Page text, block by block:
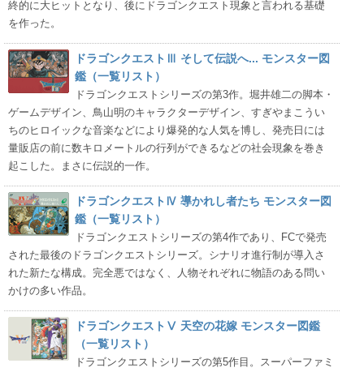
終的に大ヒットとなり、後にドラゴンクエスト現象と言われる基礎
を作った。
ドラゴンクエストⅢ そして伝説へ... モンスター図
鑑（一覧リスト）
ドラゴンクエストシリーズの第3作。堀井雄二の脚本・
ゲームデザイン、鳥山明のキャラクターデザイン、すぎやまこうい
ちのヒロイックな音楽などにより爆発的な人気を博し、発売日には
量販店の前に数キロメートルの行列ができるなどの社会現象を巻き
起こした。まさに伝説的一作。
ドラゴンクエストⅣ 導かれし者たち モンスター図
鑑（一覧リスト）
ドラゴンクエストシリーズの第4作であり、FCで発売
された最後のドラゴンクエストシリーズ。シナリオ進行制が導入さ
れた新たな構成。完全悪ではなく、人物それぞれに物語のある問い
かけの多い作品。
ドラゴンクエストⅤ 天空の花嫁 モンスター図鑑
（一覧リスト）
ドラゴンクエストシリーズの第5作目。スーパーファミ